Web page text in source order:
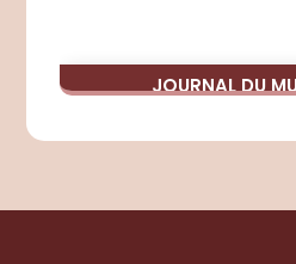
JOURNAL DU